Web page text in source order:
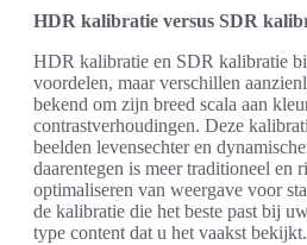
HDR kalibratie versus SDR
HDR kalibratie en SDR kalibratie
voordelen, maar verschillen
bekend om zijn breed scala aan
contrastverhoudingen. Deze
beelden levensechter en
daarentegen is meer traditioneel en
optimaliseren van weergave voor
de kalibratie die het beste past bij
type content dat u het vaakst bekijkt.